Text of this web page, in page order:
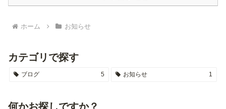
ホーム お知らせ
カテゴリで探す
ブログ 5 お知らせ 1
何かお探しですか？